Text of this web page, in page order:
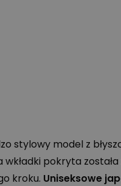
stylowy model z
pokryta
kroku. Uniseksowe